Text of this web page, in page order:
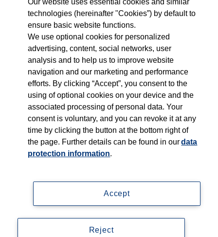
Per Mail: hallesche@thieme-telecare.de
Telefonisch: 0711 54080-429
Our website uses essential cookies and similar
technologies (hereinafter "Cookies”) by default to
ensure basic website functions.
We use optional cookies for personalized
advertising, content, social networks, user
analysis and to help us to improve website
navigation and our marketing and performance
efforts. By clicking “Accept”, you consent to the
using of optional cookies on your device and the
associated processing of personal data. Your
consent is voluntary, and you can revoke it at any
time by clicking the button at the bottom right of
the page. Further details can be found in ourdata
protection information.
Accept
Reject